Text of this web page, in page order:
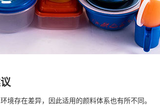
境存在差异，因此适用的颜料体系也有所不同。